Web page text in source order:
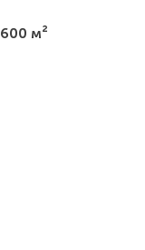
600 м²